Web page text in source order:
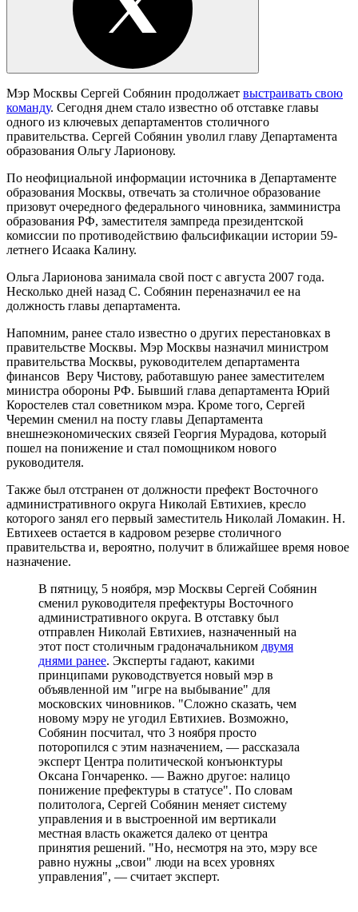
Мэр Москвы Сергей Собянин продолжает выстраивать свою
команду. Сегодня днем стало известно об отставке главы
одного из ключевых департаментов столичного
правительства. Сергей Собянин уволил главу Департамента
образования Ольгу Ларионову.
По неофициальной информации источника в Департаменте
образования Москвы, отвечать за столичное образование
призовут очередного федерального чиновника, замминистра
образования РФ, заместителя зампреда президентской
комиссии по противодействию фальсификации истории 59-
летнего Исаака Калину.
Ольга Ларионова занимала свой пост с августа 2007 года.
Несколько дней назад С. Собянин переназначил ее на
должность главы департамента.
Напомним, ранее стало известно о других перестановках в
правительстве Москвы. Мэр Москвы назначил министром
правительства Москвы, руководителем департамента
финансов Веру Чистову, работавшую ранее заместителем
министра обороны РФ. Бывший глава департамента Юрий
Коростелев стал советником мэра. Кроме того, Сергей
Черемин сменил на посту главы Департамента
внешнеэкономических связей Георгия Мурадова, который
пошел на понижение и стал помощником нового
руководителя.
Также был отстранен от должности префект Восточного
административного округа Николай Евтихиев, кресло
которого занял его первый заместитель Николай Ломакин. Н.
Евтихеев остается в кадровом резерве столичного
правительства и, вероятно, получит в ближайшее время новое
назначение.
В пятницу, 5 ноября, мэр Москвы Сергей Собянин
сменил руководителя префектуры Восточного
административного округа. В отставку был
отправлен Николай Евтихиев, назначенный на
этот пост столичным градоначальником двумя
днями ранее. Эксперты гадают, какими
принципами руководствуется новый мэр в
объявленной им "игре на выбывание" для
московских чиновников. "Сложно сказать, чем
новому мэру не угодил Евтихиев. Возможно,
Собянин посчитал, что 3 ноября просто
поторопился с этим назначением, — рассказала
эксперт Центра политической конъюнктуры
Оксана Гончаренко. — Важно другое: налицо
понижение префектуры в статусе". По словам
политолога, Сергей Собянин меняет систему
управления и в выстроенной им вертикали
местная власть окажется далеко от центра
принятия решений. "Но, несмотря на это, мэру все
равно нужны „свои" люди на всех уровнях
управления", — считает эксперт.